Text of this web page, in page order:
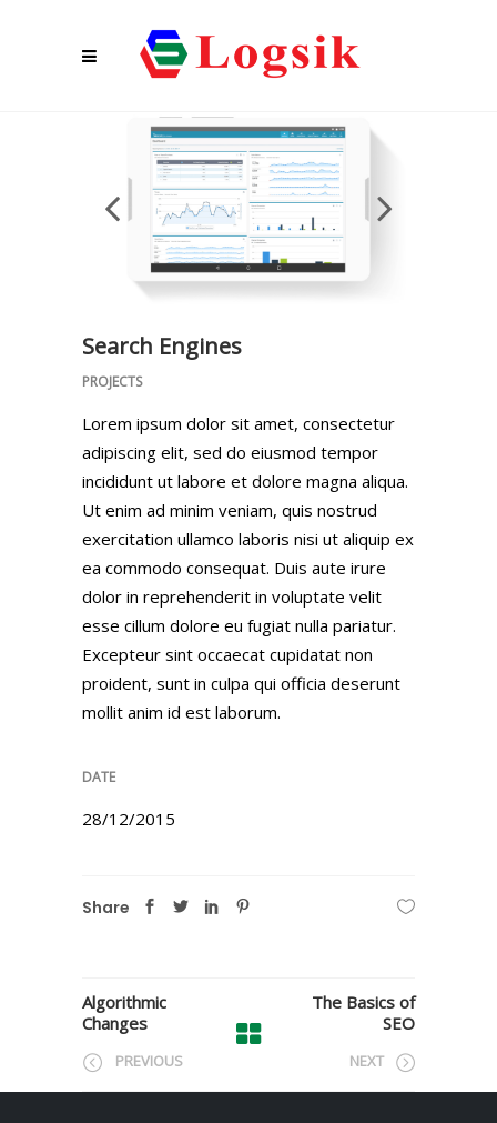
Search Engines
PROJECTS
Lorem ipsum dolor sit amet, consectetur
adipiscing elit, sed do eiusmod tempor
incididunt ut labore et dolore magna aliqua.
Ut enim ad minim veniam, quis nostrud
exercitation ullamco laboris nisi ut aliquip ex
ea commodo consequat. Duis aute irure
dolor in reprehenderit in voluptate velit
esse cillum dolore eu fugiat nulla pariatur.
Excepteur sint occaecat cupidatat non
proident, sunt in culpa qui officia deserunt
mollit anim id est laborum.
DATE
28/12/2015
Share
Algorithmic
Changes
PREVIOUS
The Basics of
SEO
NEXT